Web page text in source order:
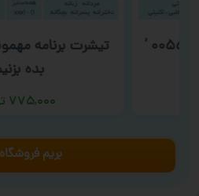
تیشرت برنامه
بده
۷۷۵,۰۰۰
بریم فروشگاه